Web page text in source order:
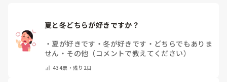
夏と冬どちらが好きですか？
・ 夏が好きです ・冬が好きです ・ どちらでもありま
せん ・ その他（コメントで教えてください）
434票・残り2日